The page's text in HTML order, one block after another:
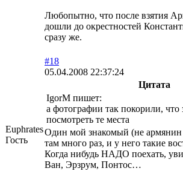
Любопытно, что после взятия
дошли до окрестностей
сразу же.
Euphrates
Гость
#18
05.04.2008 22:37:24
Цитата
IgorM пишет:
а фотографии так покорили, что
посмотреть те места
Один мой знакомый (не армянин
там много раз, и у него такие
Когда нибудь НАДО поехать,
Ван, Эрзрум, Понтос…